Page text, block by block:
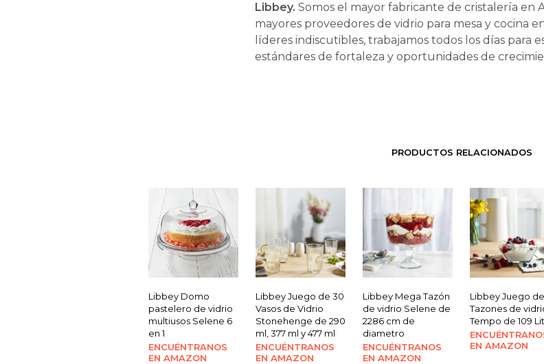
Libbey. Somos el mayor fabricante de cristalería en
mayores proveedores de vidrio para mesa y cocina
líderes indiscutibles, trabajamos todos los días para
estándares de fortaleza y oportunidades de
PRODUCTOS RELACIONADOS
Libbey Domo
pastelero de vidrio
multiusos Selene 6
en 1
ENCUÉNTRANOS
EN AMAZON
Libbey Juego de 30
Vasos de Vidrio
Stonehenge de 290
ml, 377 ml y 477 ml
ENCUÉNTRANOS
EN AMAZON
Libbey Mega Tazón
de vidrio Selene de
2286 cm de
diametro
ENCUÉNTRANOS
EN AMAZON
Libbey Juego de
Tazones de
Tempo de 109
EN AMAZON